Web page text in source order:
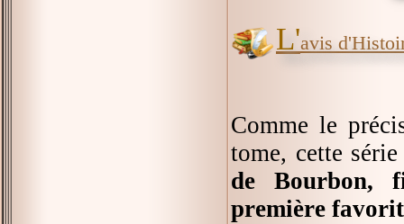
L'avis
Comme le
tome, cette
de Bourbon,
première